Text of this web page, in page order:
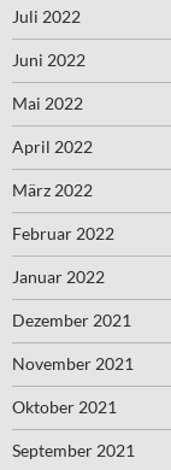
Juli 2022
Juni 2022
Mai 2022
April 2022
März 2022
Februar 2022
Januar 2022
Dezember 2021
November 2021
Oktober 2021
September 2021